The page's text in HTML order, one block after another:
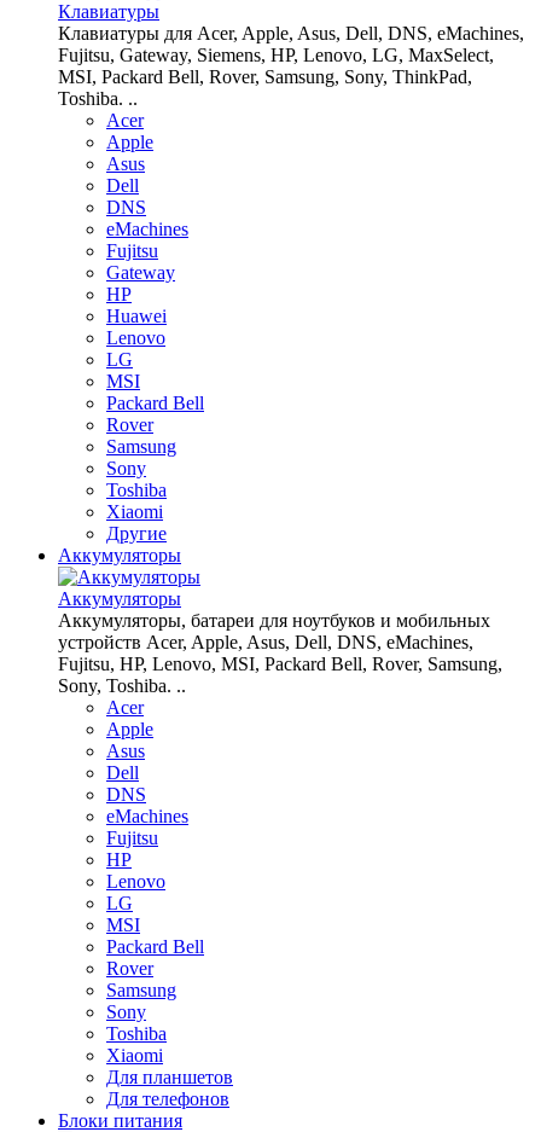
Клавиатуры
Клавиатуры для Acer, Apple, Asus, Dell, DNS, eMachines,
Fujitsu, Gateway, Siemens, HP, Lenovo, LG, MaxSelect,
MSI, Packard Bell, Rover, Samsung, Sony, ThinkPad,
Toshiba. ..
Acer
Apple
Asus
Dell
DNS
eMachines
Fujitsu
Gateway
HP
Huawei
Lenovo
LG
MSI
Packard Bell
Rover
Samsung
Sony
Toshiba
Xiaomi
Другие
Аккумуляторы
Аккумуляторы
Аккумуляторы, батареи для ноутбуков и мобильных
устройств Acer, Apple, Asus, Dell, DNS, eMachines,
Fujitsu, HP, Lenovo, MSI, Packard Bell, Rover, Samsung,
Sony, Toshiba. ..
Acer
Apple
Asus
Dell
DNS
eMachines
Fujitsu
HP
Lenovo
LG
MSI
Packard Bell
Rover
Samsung
Sony
Toshiba
Xiaomi
Для планшетов
Для телефонов
Блоки питания